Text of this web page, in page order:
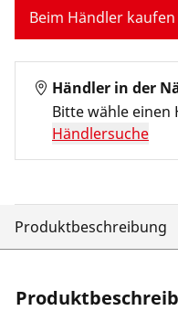
Beim Händler kaufen
Händler in der
Bitte wähle einen
Händlersuche
Produktbeschreibung